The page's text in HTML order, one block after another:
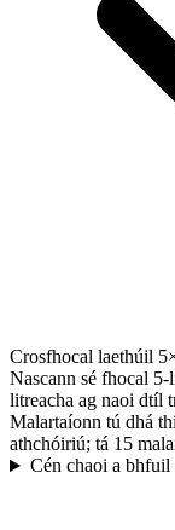
Crosfhocal laethúil
Nascann sé fhocal
litreacha ag naoi dtíl
Malartaíonn tú dhá
athchóiriú; tá 15
Cén chaoi a